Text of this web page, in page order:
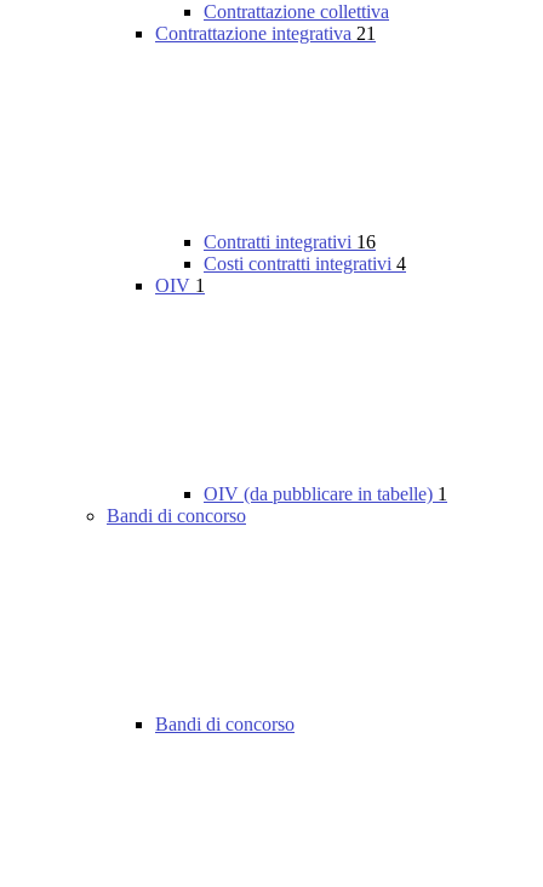
Contrattazione collettiva
Contrattazione integrativa 21
Contratti integrativi 16
Costi contratti integrativi 4
OIV 1
OIV (da pubblicare in tabelle) 1
Bandi di concorso
Bandi di concorso